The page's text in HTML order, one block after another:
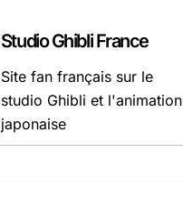
Studio Ghibli France
Site fan français sur le
studio Ghibli et l'animation
japonaise